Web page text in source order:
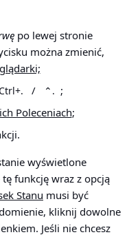
po lewej stronie
można zmienić,
/ ⌃. ;
Poleceniach;
wyświetlone
funkcję wraz z opcją
Stanu musi być
kliknij dowolne
Jeśli nie chcesz